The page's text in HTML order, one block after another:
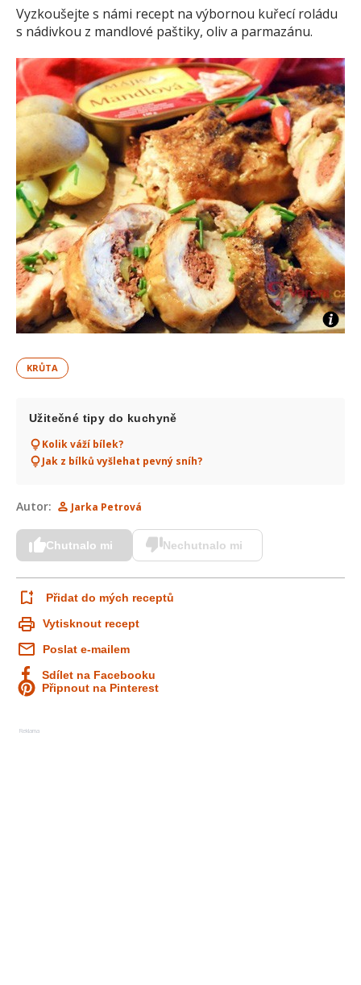
Vyzkoušejte s námi recept na výbornou kuřecí roládu
s nádivkou z mandlové paštiky, oliv a parmazánu.
KRŮTA
Užitečné tipy do kuchyně
Kolik váží bílek?
Jak z bílků vyšlehat pevný sníh?
Autor: Jarka Petrová
Chutnalo mi Nechutnalo mi
Přidat do mých receptů
Vytisknout recept
Poslat e-mailem
Sdílet na Facebooku
Připnout na Pinterest
Reklama